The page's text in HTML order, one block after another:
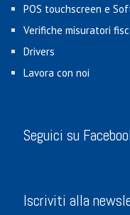
POS touchscreen e
Verifiche misuratori
Drivers
Lavora con noi
Seguici su
Iscriviti alla